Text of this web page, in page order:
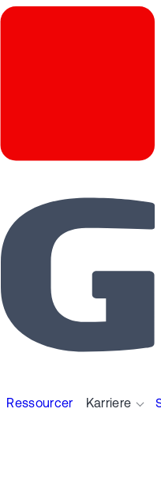
Ressourcer Karriere